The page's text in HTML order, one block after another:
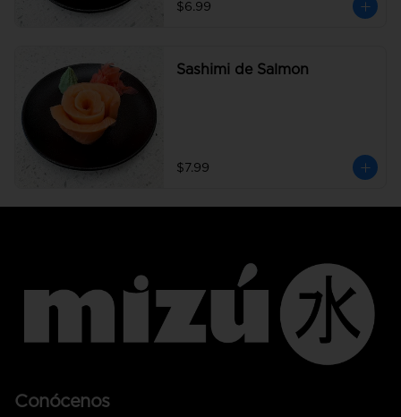
$6.99
Sashimi de Salmon
$7.99
Conócenos